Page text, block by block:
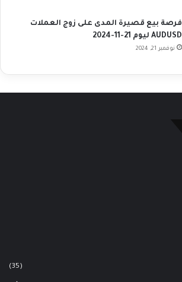
فرصة بيع قصيرة المدى على زوج العملات
AUDUSD ليوم 21-11-2024
نوفمبر 21, 2024
(35)